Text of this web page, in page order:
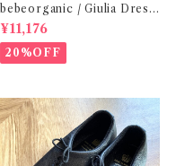
bebeorganic / Giulia Dress
Lagoon Check (2-6y)
¥11,176
20%OFF